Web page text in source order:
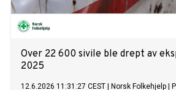
Over 22 600 sivile ble drept av
2025
12.6.2026 11:31:27 CEST Norsk Folkehjelp